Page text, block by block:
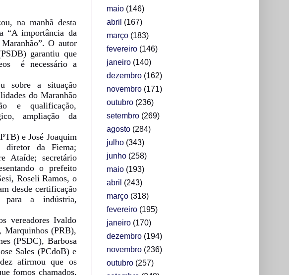
na manhã desta
“A importância da
O autor
garantiu que
é necessário a
sobre a situação
do Maranhão
e qualificação,
ampliação da
e José Joaquim
diretor da Fiema;
Ataíde; secretário
o prefeito
Roseli Ramos, o
desde certificação
para a indústria,
vereadores Ivaldo
Marquinhos (PRB),
(PSDC), Barbosa
Sales (PCdoB) e
afirmou que os
fomos chamados,
maio(146)
abril (167)
março(183)
fevereiro(146)
janeiro(140)
dezembro(162)
novembro(171)
outubro(236)
setembro(269)
agosto(284)
julho(343)
junho(258)
maio(193)
abril (243)
março(318)
fevereiro(195)
janeiro(170)
dezembro(194)
novembro(236)
outubro(257)